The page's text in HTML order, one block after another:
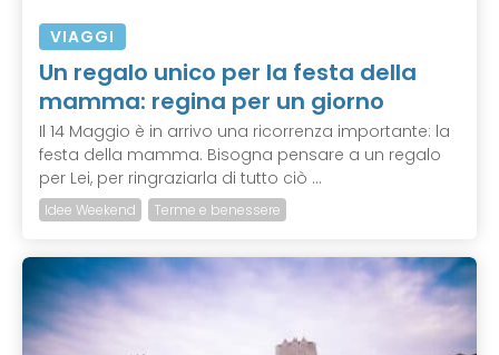
VIAGGI
Un regalo unico per la festa della
mamma: regina per un giorno
Il 14 Maggio è in arrivo una ricorrenza importante: la
festa della mamma. Bisogna pensare a un regalo
per Lei, per ringraziarla di tutto ciò ...
Idee Weekend Terme e benessere